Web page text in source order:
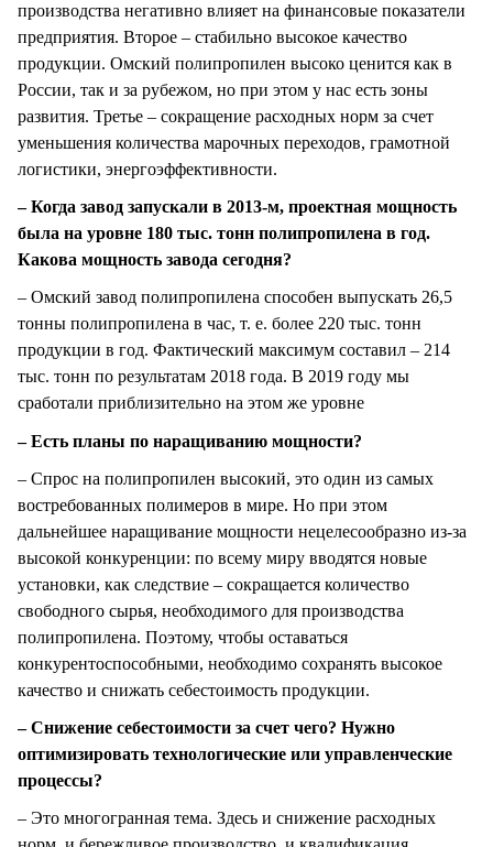
производства негативно влияет на финансовые показатели
предприятия. Второе – стабильно высокое качество
продукции. Омский полипропилен высоко ценится как в
России, так и за рубежом, но при этом у нас есть зоны
развития. Третье – сокращение расходных норм за счет
уменьшения количества марочных переходов, грамотной
логистики, энергоэффективности.
– Когда завод запускали в 2013-м, проектная мощность
была на уровне 180 тыс. тонн полипропилена в год.
Какова мощность завода сегодня?
– Омский завод полипропилена способен выпускать 26,5
тонны полипропилена в час, т. е. более 220 тыс. тонн
продукции в год. Фактический максимум составил – 214
тыс. тонн по результатам 2018 года. В 2019 году мы
сработали приблизительно на этом же уровне
– Есть планы по наращиванию мощности?
– Спрос на полипропилен высокий, это один из самых
востребованных полимеров в мире. Но при этом
дальнейшее наращивание мощности нецелесообразно из-за
высокой конкуренции: по всему миру вводятся новые
установки, как следствие – сокращается количество
свободного сырья, необходимого для производства
полипропилена. Поэтому, чтобы оставаться
конкурентоспособными, необходимо сохранять высокое
качество и снижать себестоимость продукции.
– Снижение себестоимости за счет чего? Нужно
оптимизировать технологические или управленческие
процессы?
– Это многогранная тема. Здесь и снижение расходных